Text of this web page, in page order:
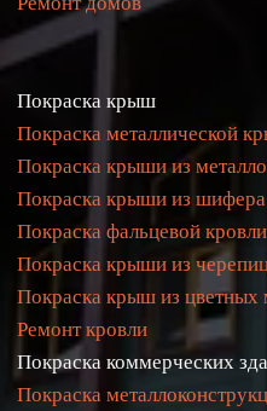
Покраска крыш
Покраска металлической
Покраска крыши из
Покраска крыши из шифера
Покраска фальцевой кровли
Покраска крыши из
Покраска крыш из цветных
Ремонт кровли
Покраска коммерческих
Покраска